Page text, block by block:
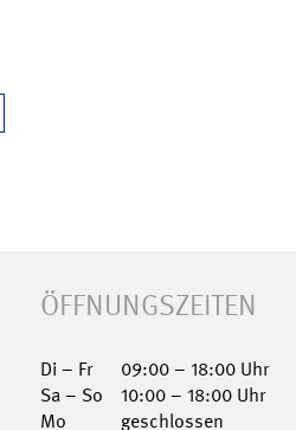
ÖFFNUNGSZEITEN
Di – Fr
09:00 – 18:00 Uhr
Sa – So
10:00 – 18:00 Uhr
Mo
geschlossen